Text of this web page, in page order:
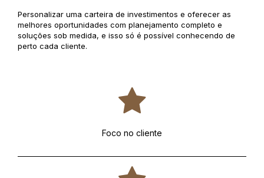
Personalizar uma carteira de investimentos e oferecer as
melhores oportunidades com planejamento completo e
soluções sob medida, e isso só é possível conhecendo de
perto cada cliente.
Foco no cliente